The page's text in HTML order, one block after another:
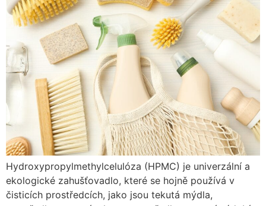
Hydroxypropylmethylcelulóza (HPMC) je univerzální a
ekologické zahušťovadlo, které se hojně používá v
čisticích prostředcích, jako jsou tekutá mýdla,